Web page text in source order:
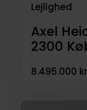
Lejlighed
Axel
2300
8.495.000